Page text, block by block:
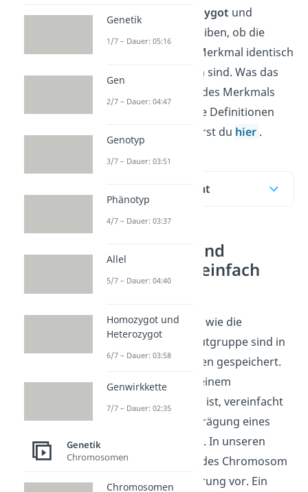
Die Begriffe Heterozygot und
beschreiben, ob die
Erbanlagen für ein Merkmal identisch
oder unterschiedlich sind. Was das
für die Ausprägung des Merkmals
bedeutet und wie die Definitionen
jeweils lauten, erfährst du hier .
Inhaltsübersicht
Homozygot und
Heterozygot einfach
erklärt
Alle deine Merkmale wie die
Augenfarbe oder Blutgruppe sind in
deinen Chromosomen gespeichert.
Jeder Abschnitt auf einem
Chromosom (=
) ist, vereinfacht
gesagt, für die Ausprägung eines
Merkmals zuständig. In unseren
Körperzellen liegt jedes Chromosom
in doppelter Ausführung vor. Ein
Genetik
1/7 – Dauer: 05:16
Gen
2/7 – Dauer: 04:47
Genotyp
3/7 – Dauer: 03:51
Phänotyp
4/7 – Dauer: 03:37
Allel
5/7 – Dauer: 04:40
Homozygot und
Heterozygot
6/7 – Dauer: 03:58
Genwirkkette
7/7 – Dauer: 02:35
Genetik
Chromosomen
Chromosomen